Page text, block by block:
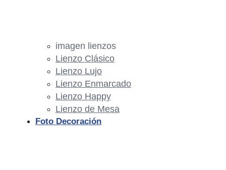
imagen lienzos
Lienzo Clásico
Lienzo Lujo
Lienzo Enmarcado
Lienzo Happy
Lienzo de Mesa
Foto Decoración